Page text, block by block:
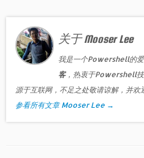
关于 Mooser Lee
我是一个Powershell的
客，热衷于Powershell技
源于互联网，不足之处敬请谅解，并欢
参看所有文章 Mooser Lee →